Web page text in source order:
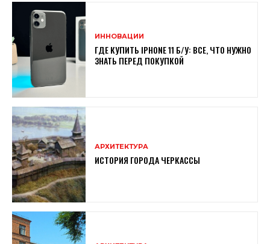
ИННОВАЦИИ
ГДЕ КУПИТЬ IPHONE 11 Б/У: ВСЕ, ЧТО НУЖНО
ЗНАТЬ ПЕРЕД ПОКУПКОЙ
АРХИТЕКТУРА
ИСТОРИЯ ГОРОДА ЧЕРКАССЫ